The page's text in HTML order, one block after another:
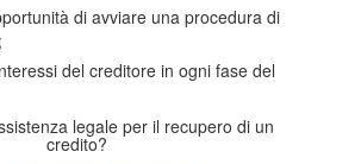
di avviare una procedura di
del creditore in ogni fase del
legale per il recupero di un
credito?